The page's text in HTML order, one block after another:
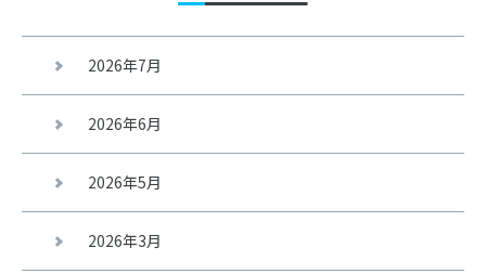
2026年7月
2026年6月
2026年5月
2026年3月